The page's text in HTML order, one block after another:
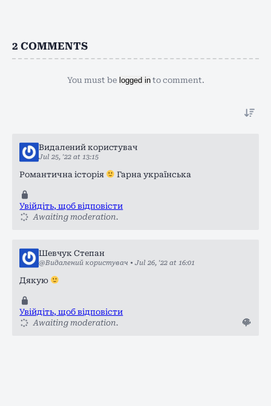
2 COMMENTS
You must be logged into comment.
Видалений користувач
Jul 25, '22 at 13:15
Романтична історія Гарна українська
Увійдіть, щоб відповісти
Awaiting moderation.
Шевчук Степан
@Видалений користувач •Jul 26, '22 at 16:01
Дякую
Увійдіть, щоб відповісти
Awaiting moderation.